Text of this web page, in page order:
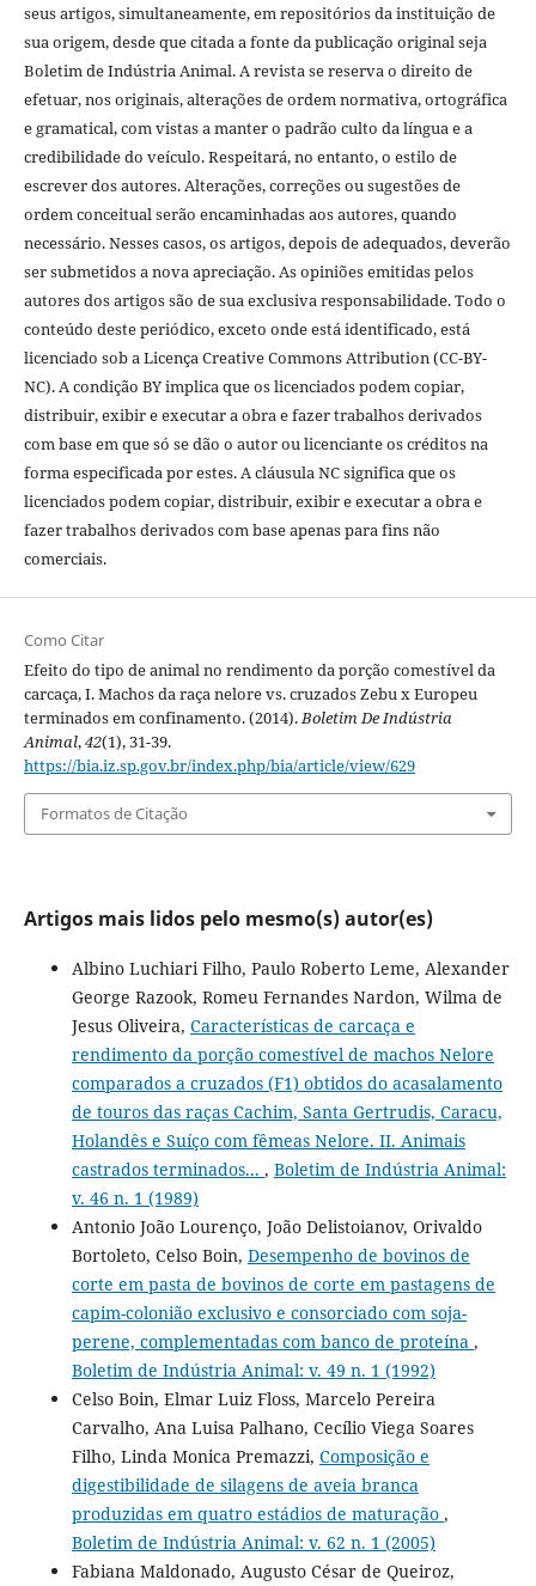
seus artigos, simultaneamente, em repositórios da instituição de
sua origem, desde que citada a fonte da publicação original seja
Boletim de Indústria Animal. A revista se reserva o direito de
efetuar, nos originais, alterações de ordem normativa, ortográfica
e gramatical, com vistas a manter o padrão culto da língua e a
credibilidade do veículo. Respeitará, no entanto, o estilo de
escrever dos autores. Alterações, correções ou sugestões de
ordem conceitual serão encaminhadas aos autores, quando
necessário. Nesses casos, os artigos, depois de adequados, deverão
ser submetidos a nova apreciação. As opiniões emitidas pelos
autores dos artigos são de sua exclusiva responsabilidade. Todo o
conteúdo deste periódico, exceto onde está identificado, está
licenciado sob a Licença Creative Commons Attribution (CC-BY-
NC). A condição BY implica que os licenciados podem copiar,
distribuir, exibir e executar a obra e fazer trabalhos derivados
com base em que só se dão o autor ou licenciante os créditos na
forma especificada por estes. A cláusula NC significa que os
licenciados podem copiar, distribuir, exibir e executar a obra e
fazer trabalhos derivados com base apenas para fins não
comerciais.
Como Citar
Efeito do tipo de animal no rendimento da porção comestível da
carcaça, I. Machos da raça nelore vs. cruzados Zebu x Europeu
terminados em confinamento. (2014).Boletim De Indústria
Animal,42(1), 31-39.
https://bia.iz.sp.gov.br/index.php/bia/article/view/629
Formatos de Citação
Artigos mais lidos pelo mesmo(s) autor(es)
Albino Luchiari Filho, Paulo Roberto Leme, Alexander
George Razook, Romeu Fernandes Nardon, Wilma de
Jesus Oliveira, Características de carcaça e
rendimento da porção comestível de machos Nelore
comparados a cruzados (F1) obtidos do acasalamento
de touros das raças Cachim, Santa Gertrudis, Caracu,
Holandês e Suíço com fêmeas Nelore. II. Animais
castrados terminados... , Boletim de Indústria Animal:
v. 46 n. 1 (1989)
Antonio João Lourenço, João Delistoianov, Orivaldo
Bortoleto, Celso Boin, Desempenho de bovinos de
corte em pasta de bovinos de corte em pastagens de
capim-colonião exclusivo e consorciado com soja-
perene, complementadas com banco de proteína ,
Boletim de Indústria Animal: v. 49 n. 1 (1992)
Celso Boin, Elmar Luiz Floss, Marcelo Pereira
Carvalho, Ana Luisa Palhano, Cecílio Viega Soares
Filho, Linda Monica Premazzi, Composição e
digestibilidade de silagens de aveia branca
produzidas em quatro estádios de maturação ,
Boletim de Indústria Animal: v. 62 n. 1 (2005)
Fabiana Maldonado, Augusto César de Queiroz,